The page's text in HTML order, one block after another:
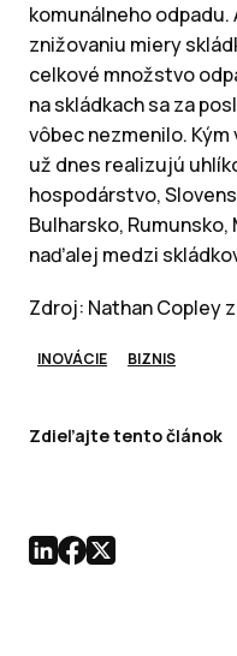
komunálneho
znižovaniu miery
celkové množstvo
na skládkach sa za
vôbec nezmenilo.
už dnes realizujú
hospodárstvo,
Bulharsko,
naďalej medzi
Zdroj: Nathan Copley
INOVÁCIE BIZNIS
Zdieľajte tento článok